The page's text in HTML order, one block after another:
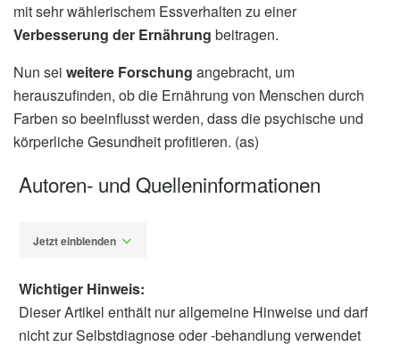
mit sehr wählerischem Essverhalten zu einer
Verbesserung der Ernährung beitragen.
Nun sei weitere Forschung angebracht, um
herauszufinden, ob die Ernährung von Menschen durch
Farben so beeinflusst werden, dass die psychische und
körperliche Gesundheit profitieren. (as)
Autoren- und Quelleninformationen
Jetzt einblenden
Wichtiger Hinweis:
Dieser Artikel enthält nur allgemeine Hinweise und darf
nicht zur Selbstdiagnose oder -behandlung verwendet